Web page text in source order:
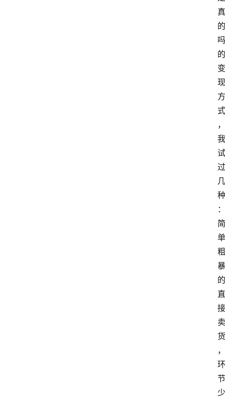
真
的
吗
的
变
现
方
式
，
我
试
过
几
种
：
简
单
粗
暴
的
直
接
卖
货
，
环
节
少